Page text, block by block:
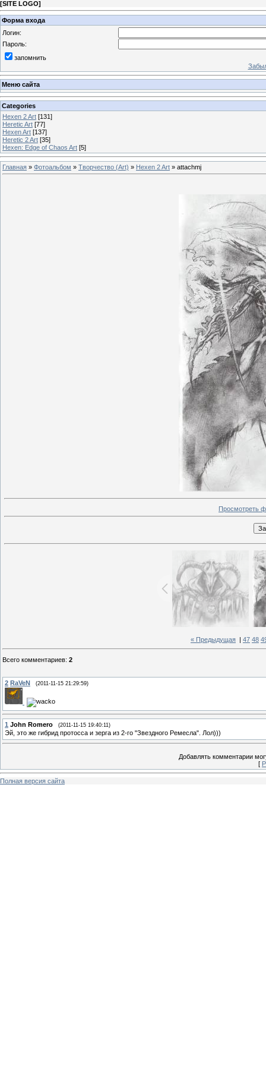
[SITE LOGO]
Форма входа
Логин:
Пароль:
запомнить
Меню сайта
Categories
Hexen 2 Art [131]
Heretic Art [77]
Hexen Art [137]
Heretic 2 Art [35]
Hexen: Edge of Chaos Art [5]
Главная » Фотоальбом » Творчество (Art) » Hexen 2 Art » attachmj
Просмотреть
« Предыдущая 47 48
Всего комментариев: 2
2 RaVeN (2011-11-15 21:29:59)
1 John Romero (2011-11-15 19:40:11)
Эй, это же гибрид протосса и зерга из 2-го "Звездного Ремесла". Лол)))
Добавлять комментарии
[
Полная версия сайта